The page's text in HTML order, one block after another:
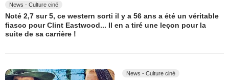
News - Culture ciné
Noté 2,7 sur 5, ce western sorti il y a 56 ans a été un véritable
fiasco pour Clint Eastwood... Il en a tiré une leçon pour la
suite de sa carrière !
News - Culture ciné